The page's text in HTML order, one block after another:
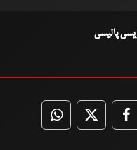
پالیسی
WhatsApp
Twitter